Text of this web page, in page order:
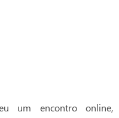
um encontro online,